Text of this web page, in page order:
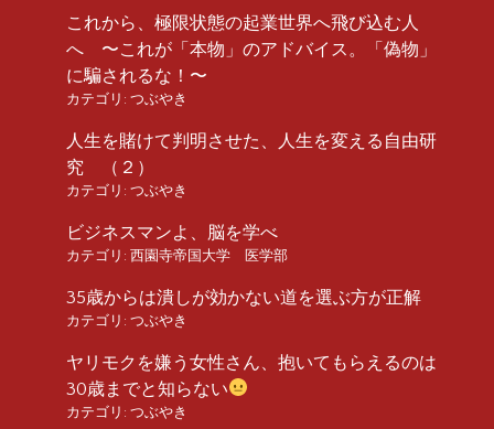
これから、極限状態の起業世界へ飛び込む人
へ 〜これが「本物」のアドバイス。「偽物」
に騙されるな！〜
カテゴリ: つぶやき
人生を賭けて判明させた、人生を変える自由研
究 （２）
カテゴリ: つぶやき
ビジネスマンよ、脳を学べ
カテゴリ: 西園寺帝国大学 医学部
35歳からは潰しが効かない道を選ぶ方が正解
カテゴリ: つぶやき
ヤリモクを嫌う女性さん、抱いてもらえるのは
30歳までと知らない
カテゴリ: つぶやき